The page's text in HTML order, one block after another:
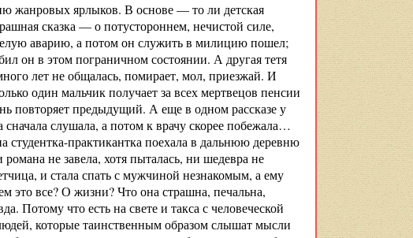
жанровых ярлыков. В основе — то ли детская
сказка — о потустороннем, нечистой силе,
аварию, а потом он служить в милицию пошел;
он в этом пограничном состоянии. А другая тетя
лет не общалась, помирает, мол, приезжай. И
один мальчик получает за всех мертвецов пенсии
повторяет предыдущий. А еще в одном рассказе у
слушала, а потом к врачу скорее побежала…
практикантка поехала в дальнюю деревню
не завела, хотя пыталась, ни шедевра не
и стала спать с мужчиной незнакомым, а ему
все? О жизни? Что она страшна, печальна,
Потому что есть на свете и такса с человеческой
которые таинственным образом слышат мысли